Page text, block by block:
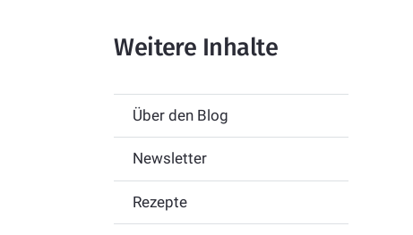
Weitere Inhalte
Über den Blog
Newsletter
Rezepte